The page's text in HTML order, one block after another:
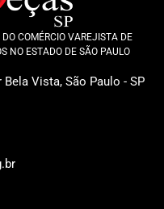
COMÉRCIO VAREJISTA DE
NO ESTADO DE SÃO PAULO
Bela Vista, São Paulo - SP